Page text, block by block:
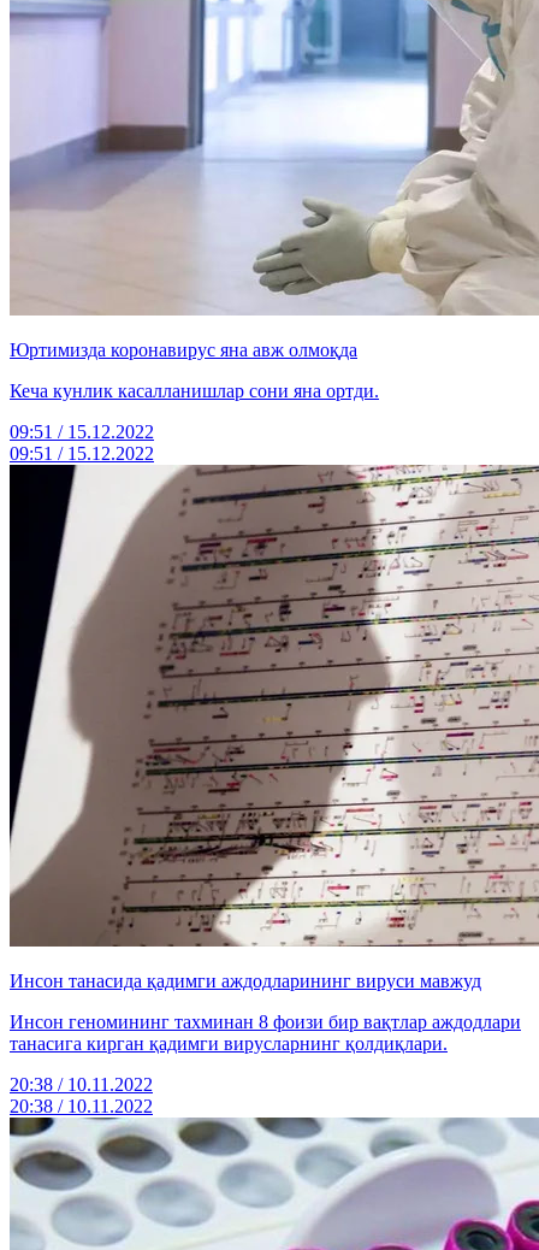
Юртимизда коронавирус яна авж олмоқда
Кеча кунлик касалланишлар сони яна ортди.
09:51 / 15.12.2022
09:51 / 15.12.2022
Инсон танасида қадимги аждодларининг вируси мавжуд
Инсон геномининг тахминан 8 фоизи бир вақтлар аждодлари
танасига кирган қадимги вирусларнинг қолдиқлари.
20:38 / 10.11.2022
20:38 / 10.11.2022